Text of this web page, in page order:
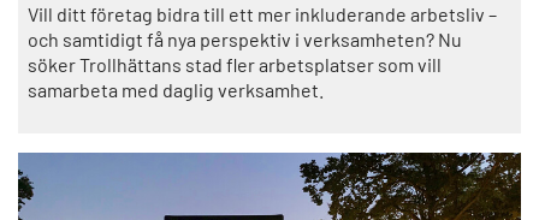
Vill ditt företag bidra till ett mer inkluderande arbetsliv –
och samtidigt få nya perspektiv i verksamheten? Nu
söker Trollhättans stad fler arbetsplatser som vill
samarbeta med daglig verksamhet.